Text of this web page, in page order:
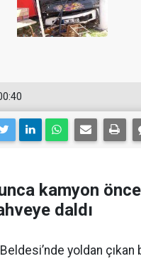
kamyon
daldı
Beldesi’nde yoldan